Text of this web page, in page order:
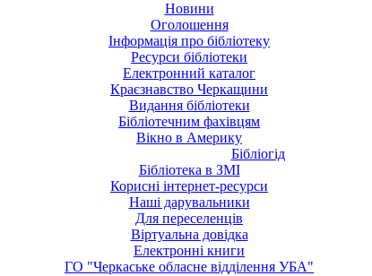
Новини
Оголошення
Інформація про бібліотеку
Ресурси бібліотеки
Електронний каталог
Краєзнавство Черкащини
Видання бібліотеки
Бібліотечним фахівцям
Вікно в Америку
Бібліогід
Бібліотека в ЗМІ
Корисні інтернет-ресурси
Наші дарувальники
Для переселенців
Віртуальна довідка
Електронні книги
ГО "Черкаське обласне відділення УБА"